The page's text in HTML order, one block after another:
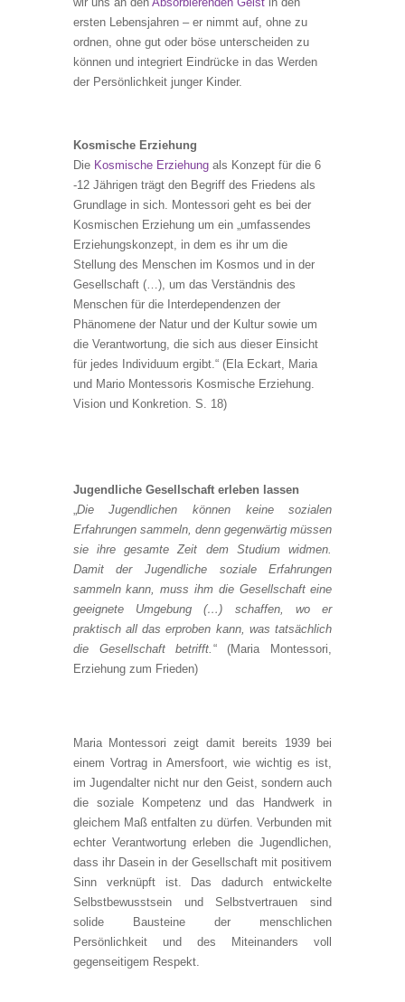
ersten Lebensjahren – er nimmt auf, ohne zu
ordnen, ohne gut oder böse unterscheiden zu
können und integriert Eindrücke in das Werden
der Persönlichkeit junger Kinder.
Kosmische Erziehung
Die Kosmische Erziehungals Konzept für die 6
-12 Jährigen trägt den Begriff des Friedens als
Grundlage in sich. Montessori geht es bei der
Kosmischen Erziehung um ein „umfassendes
Erziehungskonzept, in dem es ihr um die
Stellung des Menschen im Kosmos und in der
Gesellschaft (…), um das Verständnis des
Menschen für die Interdependenzen der
Phänomene der Natur und der Kultur sowie um
die Verantwortung, die sich aus dieser Einsicht
für jedes Individuum ergibt.“ (Ela Eckart, Maria
und Mario Montessoris Kosmische Erziehung.
Vision und Konkretion. S. 18)
Jugendliche Gesellschaft erleben lassen
Die Jugendlichen können keine sozialen
Erfahrungen sammeln, denn gegenwärtig müssen
sie ihre gesamte Zeit dem Studium widmen.
Damit der Jugendliche soziale Erfahrungen
sammeln kann, muss ihm die Gesellschaft eine
geeignete Umgebung (…) schaffen, wo er
praktisch all das erproben kann, was tatsächlich
die Gesellschaft betrifft. “ (Maria Montessori,
Erziehung zum Frieden)
Maria Montessori zeigt damit bereits 1939 bei
einem Vortrag in Amersfoort, wie wichtig es ist,
im Jugendalter nicht nur den Geist, sondern auch
die soziale Kompetenz und das Handwerk in
gleichem Maß entfalten zu dürfen. Verbunden mit
echter Verantwortung erleben die Jugendlichen,
dass ihr Dasein in der Gesellschaft mit positivem
Sinn verknüpft ist. Das dadurch entwickelte
Selbstbewusstsein und Selbstvertrauen sind
solide Bausteine der menschlichen
Persönlichkeit und des Miteinanders voll
gegenseitigem Respekt.